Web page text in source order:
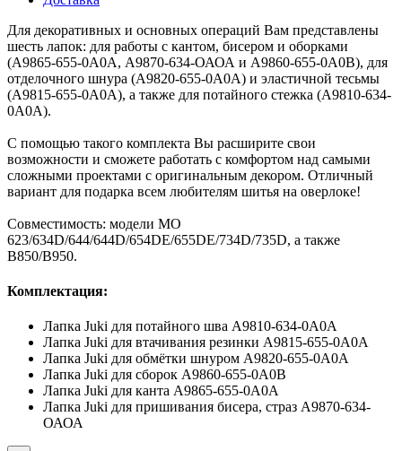
Для декоративных и основных операций Вам представлены
шесть лапок: для работы с кантом, бисером и оборками
(A9865-655-0A0A, А9870-634-ОАОА и A9860-655-0A0B), для
отделочного шнура (A9820-655-0A0A) и эластичной тесьмы
(A9815-655-0A0A), а также для потайного стежка (A9810-634-
0A0A).
С помощью такого комплекта Вы расширите свои
возможности и сможете работать с комфортом над самыми
сложными проектами с оригинальным декором. Отличный
вариант для подарка всем любителям шитья на оверлоке!
Совместимость: модели MO
623/634D/644/644D/654DE/655DE/734D/735D, а также
B850/B950.
Комплектация:
Лапка Juki для потайного шва A9810-634-0A0A
Лапка Juki для втачивания резинки A9815-655-0A0A
Лапка Juki для обмётки шнуром A9820-655-0A0A
Лапка Juki для сборок A9860-655-0A0B
Лапка Juki для канта A9865-655-0A0A
Лапка Juki для пришивания бисера, страз А9870-634-
ОАОА